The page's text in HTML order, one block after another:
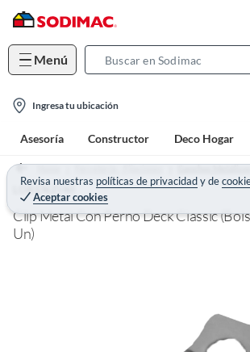
Menú
c
h
B
r
a
o
n
Ingresa tu ubicación
Asesoría Constructor Deco Hogar
Revisa nuestras políticas de privacidadyde
Aceptar cookies
Home Ferretería - Fijaciones Ganchos
LORENZINI
Clip Metal Con Perno Deck Classic
Un)